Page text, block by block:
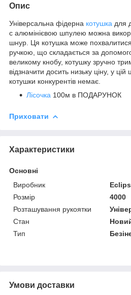
Опис
Універсальна фідерна котушка для
c алюмінієвою шпулею можна
шнур. Ця котушка може
ручкою, що складається за
великому кнобу, котушку зручно
відзначити досить низьку ціну, у цій
котушки конкурентів немає.
Лісочка 100м в ПОДАРУНОК
Приховати
Характеристики
Основні
Виробник
Розмір
4000
Розташування рукоятки
Стан
Тип
Умови доставки